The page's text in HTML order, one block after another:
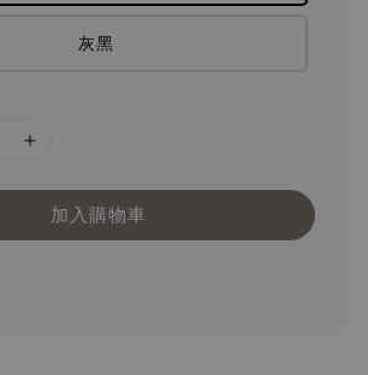
灰黑
加入購物車